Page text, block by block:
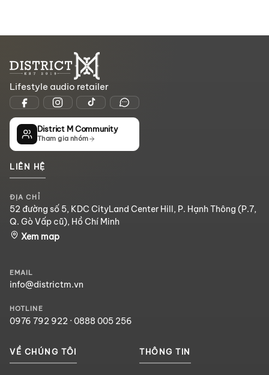
Lifestyle audio retailer
District M Community
Tham gia nhóm
LIÊN HỆ
ĐỊA CHỈ
52 đường số 5, KDC CityLand Center Hill, P. Hạnh Thông (P.7,
Q. Gò Vấp cũ), Hồ Chí Minh
Xem map
EMAIL
info@districtm.vn
HOTLINE
0976 792 922 · 0888 005 256
VỀ CHÚNG TÔI THÔNG TIN